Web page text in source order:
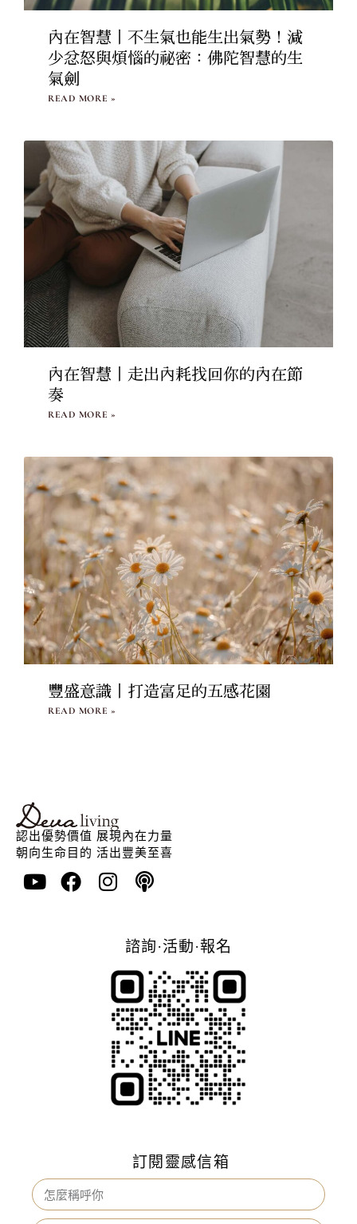
內在智慧丨不生氣也能生出氣勢！減
少忿怒與煩惱的祕密：佛陀智慧的生
氣劍
READ MORE »
內在智慧丨走出內耗找回你的內在節
奏​
READ MORE »
豐盛意識丨打造富足的五感花園
READ MORE »
認出優勢價值 展現內在力量
朝向生命目的 活出豐美至喜
諮詢·活動·報名
訂閱靈感信箱